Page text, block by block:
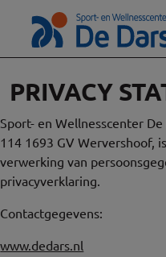
PRIVACY
Sport- en Wellnesscenter
114 1693 GV Wervershoof,
verwerking van
privacyverklaring.
Contactgegevens:
www.dedars.nl